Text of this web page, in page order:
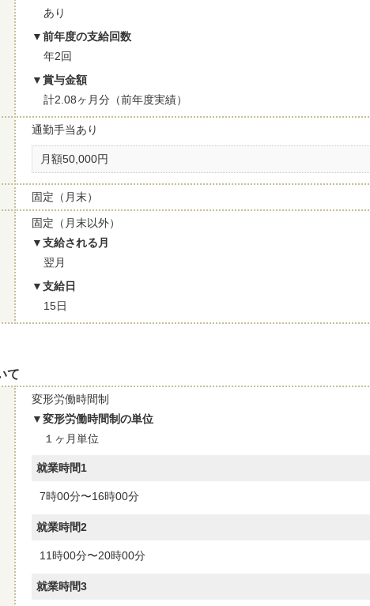
あり
前年度の支給回数
年2回
賞与金額
計2.08ヶ月分（前年度実績）
通勤手当あり
月額50,000円
固定（月末）
固定（月末以外）
支給される月
翌月
支給日
15日
て
変形労働時間制
変形労働時間制の単位
１ヶ月単位
就業時間1
7時00分〜16時00分
就業時間2
11時00分〜20時00分
就業時間3